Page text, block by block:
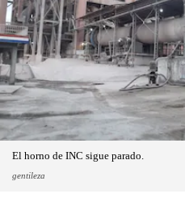
El horno de INC sigue parado.
gentileza